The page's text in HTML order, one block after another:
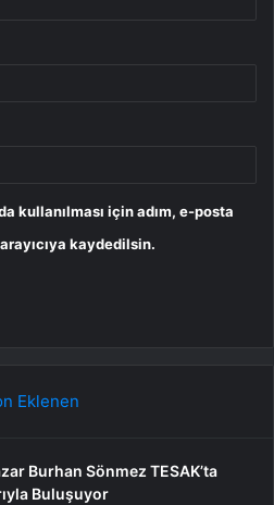
kullanılması için adım, e-posta
kaydedilsin.
Eklenen
Burhan Sönmez TESAK’ta
Buluşuyor